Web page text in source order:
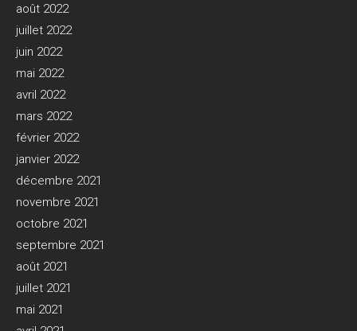
août 2022
juillet 2022
juin 2022
mai 2022
avril 2022
mars 2022
février 2022
janvier 2022
décembre 2021
novembre 2021
octobre 2021
septembre 2021
août 2021
juillet 2021
mai 2021